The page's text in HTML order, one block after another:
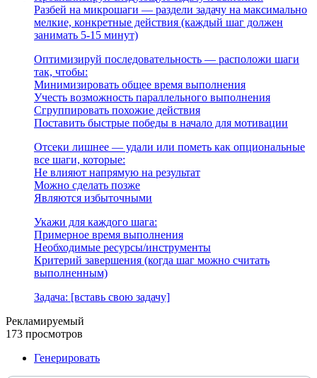
Разбей на микрошаги — раздели задачу на максимально
мелкие, конкретные действия (каждый шаг должен
занимать 5-15 минут)
Оптимизируй последовательность — расположи шаги
так, чтобы:
Минимизировать общее время выполнения
Учесть возможность параллельного выполнения
Сгруппировать похожие действия
Поставить быстрые победы в начало для мотивации
Отсеки лишнее — удали или пометь как опциональные
все шаги, которые:
Не влияют напрямую на результат
Можно сделать позже
Являются избыточными
Укажи для каждого шага:
Примерное время выполнения
Необходимые ресурсы/инструменты
Критерий завершения (когда шаг можно считать
выполненным)
Задача: [вставь свою задачу]
Рекламируемый
173 просмотров
Генерировать